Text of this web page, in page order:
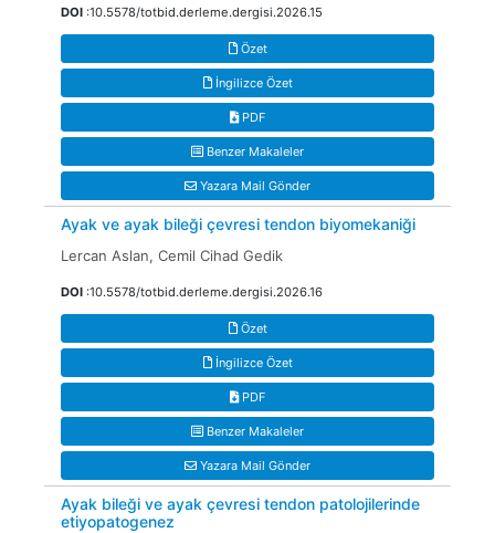
DOI :10.5578/totbid.derleme.dergisi.2026.15
Özet
İngilizce Özet
PDF
Benzer Makaleler
Yazara Mail Gönder
Ayak ve ayak bileği çevresi tendon biyomekaniği
Lercan Aslan, Cemil Cihad Gedik
DOI :10.5578/totbid.derleme.dergisi.2026.16
Özet
İngilizce Özet
PDF
Benzer Makaleler
Yazara Mail Gönder
Ayak bileği ve ayak çevresi tendon patolojilerinde
etiyopatogenez